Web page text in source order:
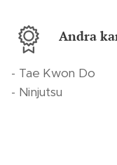
Andra
- Tae Kwon Do
- Ninjutsu